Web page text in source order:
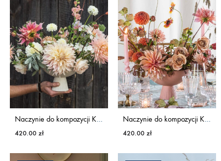
Naczynie do kompozycji KWIATY&MIUT
420.00 zł
Naczynie do kompozycji KWIATY&MIUT
420.00 zł